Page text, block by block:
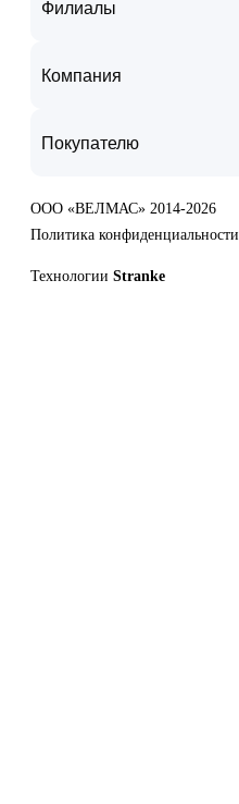
Филиалы
Компания
Покупателю
ООО «ВЕЛМАС» 2014-2026
Политика конфиденциальности
Технологии Stranke